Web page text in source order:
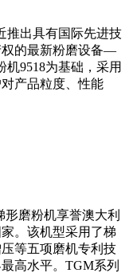
推出具有国际先进技
权的最新粉磨设备—
9518为基础，采用
产品粒度、性能
磨粉机享誉澳大利
。该机型采用了梯
等五项磨机专利技
高水平。TGM系列